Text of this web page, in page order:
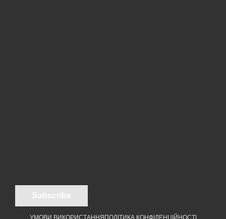
УМОВИ ВИКОРИСТАННЯ ПОЛІТИКА КОНФІДЕНЦІЙНОСТІ